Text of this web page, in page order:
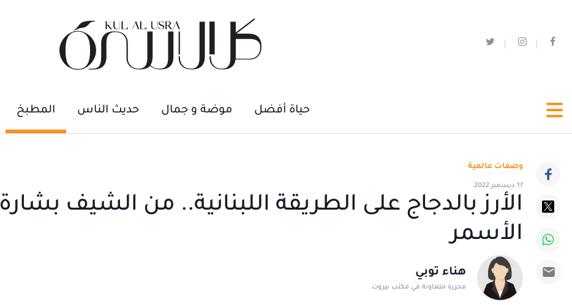
حياة أفضل موضة و جمال حديث الناس المطبخ
وصفات عالمية
17 ديسمبر 2022
الأرز بالدجاج على الطريقة اللبنانية.. من الشيف بشارة
الأسمر
هناء توبي
محررة متعاونة في مكتب بيروت